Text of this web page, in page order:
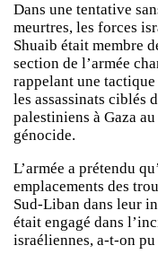
Dans une tentative
meurtres, les forces
Shuaib était membre
section de l’armée
rappelant une
les assassinats ciblés
palestiniens à Gaza
génocide.
L’armée a prétendu
emplacements des
Sud-Liban dans leur
était engagé dans
israéliennes, a-t-on